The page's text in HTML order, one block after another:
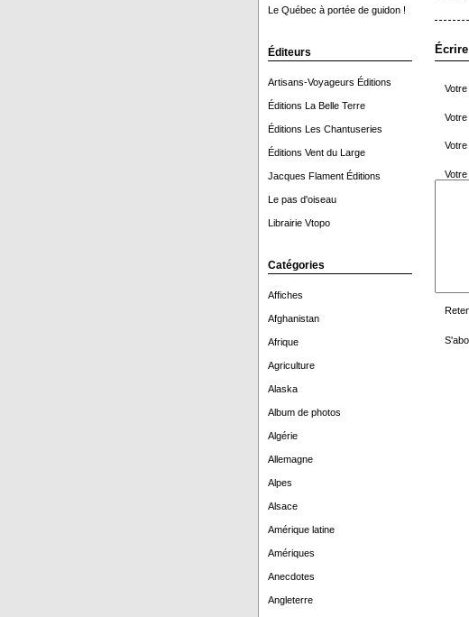
Le Québec à portée de guidon !
Éditeurs
Artisans-Voyageurs Éditions
Éditions La Belle Terre
Éditions Les Chantuseries
Éditions Vent du Large
Jacques Flament Éditions
Le pas d'oiseau
Librairie Vtopo
Catégories
Affiches
Afghanistan
Afrique
Agriculture
Alaska
Album de photos
Algérie
Allemagne
Alpes
Alsace
Amérique latine
Amériques
Anecdotes
Angleterre
Votre
Votre